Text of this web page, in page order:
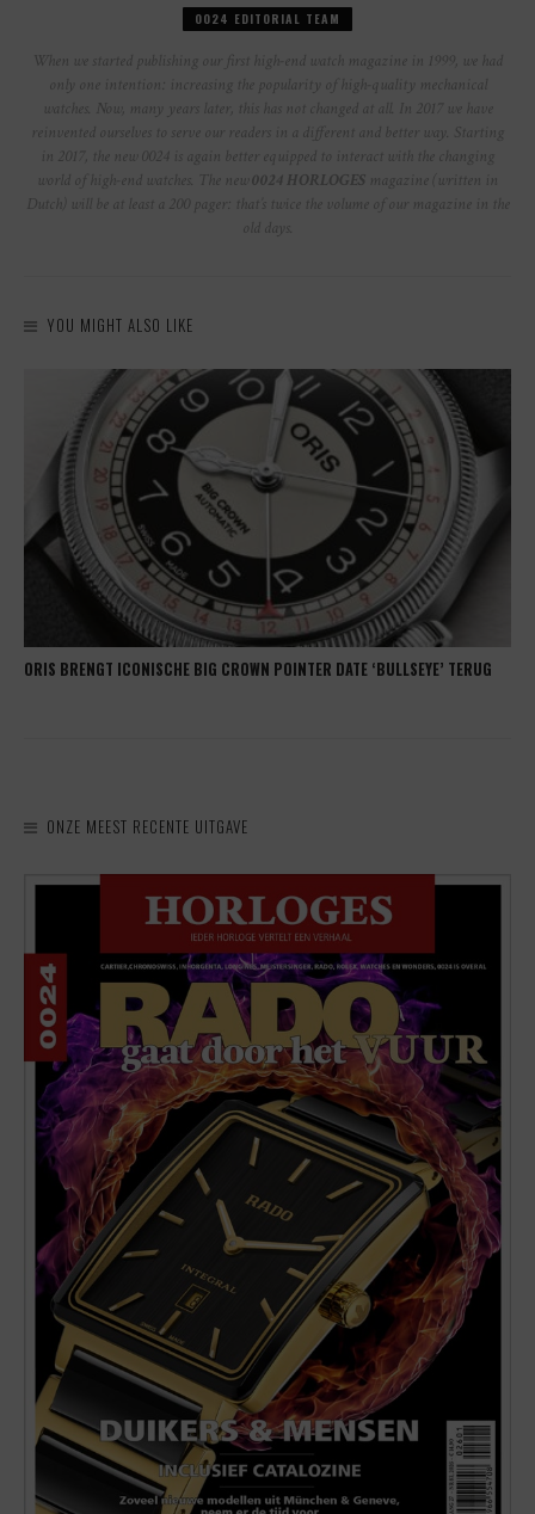
0024 EDITORIAL TEAM
When we started publishing our first high-end watch magazine in 1999, we had
only one intention: increasing the popularity of high-quality mechanical
watches. Now, many years later, this has not changed at all. In 2017 we have
reinvented ourselves to serve our readers in a different and better way. Starting
in 2017, the new 0024 is again better equipped to interact with the changing
world of high-end watches. The new 0024 HORLOGES magazine (written in
Dutch) will be at least a 200 pager: that’s twice the volume of our magazine in the
old days.
YOU MIGHT ALSO LIKE
ORIS BRENGT ICONISCHE BIG CROWN POINTER DATE ‘BULLSEYE’ TERUG
ONZE MEEST RECENTE UITGAVE